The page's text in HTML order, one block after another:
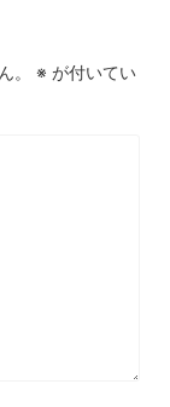
。 ※ が付いてい